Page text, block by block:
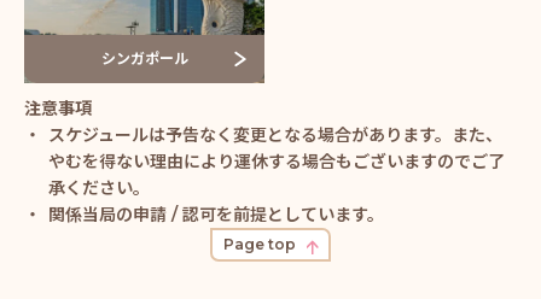
シンガポール
スケジュールは予告なく変更となる場合があります。また、
やむを得ない理由により運休する場合もございますのでご了
承ください。
関係当局の申請 / 認可を前提としています。
Page top